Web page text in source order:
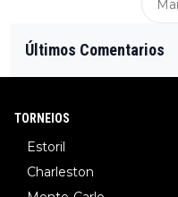
Últimos Comentarios
TORNEIOS
Estoril
Charleston